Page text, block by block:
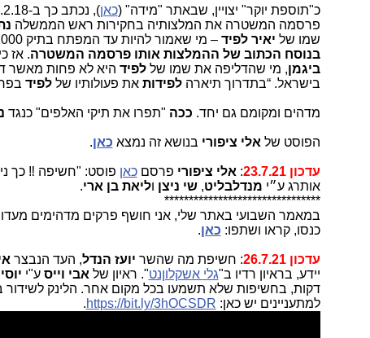
כ"תוספת יוקר" יצויין, שבאתר "מידה" (כאן), נכתב כך ב-18.2.18 ע"י
פרסמה המשטרה את המלצותיה בחקירות ראש הממשלה
שמו של יאיר לפיד – מי שאמור להיות עד המפתח בתיק 1000 העוסק בחשדות לטובות הונאה שקיבל נתניהו מאיש העסקים
בנוסח הכתוב של ההמלצות אותו פרסמה המשטרה. אז
ביגמן, מי שהדליפה את שמו שללפיד היא לא פחות מאשר
בישראל. “בתדרוך תיארהלפידות את פעולותיו שללפיד
מדהים ומקומם גם יחד. ככה "תפרו את תיקי האלפים" כנגד
הפוסט של אלי ציפורי בנושא זה נמצא כאן.
עדכון 23.7.21 : אלי ציפורי פרסםכאן פוסט: "חשיפה ‼ כך
אותרג ע״י מנדלבליט,שי ניצן וליאת בן ארי.
********************************
במאמר השבועי באתר שלי, אני חושף פרקים מדהימים
כנסו, קראו ושתפו: כאן.
עדכון 26.7.21 : חשיפת מה שהשר יועז הנדל, העד הנבצר
יידע, בראיון רדיו ב"גלי אשקלוןנט". ראיון של אבי וייס ע"י
דקות, בחשיפות שלא תשמעו בכל מקום אחר. הלינק לשידור
למתעניינים יש כאן: https://bit.ly/3hOCSDR
.